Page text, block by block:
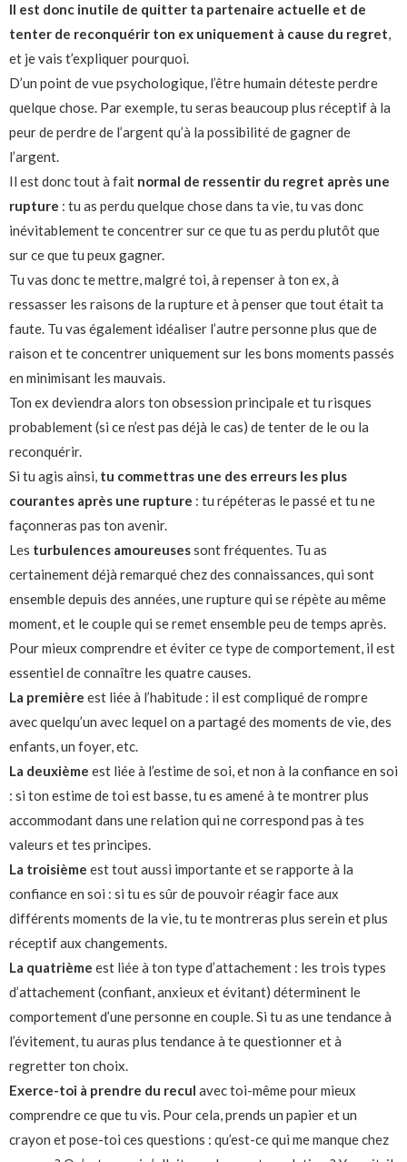
Il est donc inutile de quitter ta partenaire actuelle et de
tenter de reconquérir ton ex uniquement à cause du regret,
et je vais t’expliquer pourquoi.
D’un point de vue psychologique, l’être humain déteste perdre
quelque chose. Par exemple, tu seras beaucoup plus réceptif à la
peur de perdre de l’argent qu’à la possibilité de gagner de
l’argent.
Il est donc tout à fait normal de ressentir du regret après une
rupture : tu as perdu quelque chose dans ta vie, tu vas donc
inévitablement te concentrer sur ce que tu as perdu plutôt que
sur ce que tu peux gagner.
Tu vas donc te mettre, malgré toi, à repenser à ton ex, à
ressasser les raisons de la rupture et à penser que tout était ta
faute. Tu vas également idéaliser l’autre personne plus que de
raison et te concentrer uniquement sur les bons moments passés
en minimisant les mauvais.
Ton ex deviendra alors ton obsession principale et tu risques
probablement (si ce n’est pas déjà le cas) de tenter de le ou la
reconquérir.
Si tu agis ainsi, tu commettras une des erreurs les plus
courantes après une rupture : tu répéteras le passé et tu ne
façonneras pas ton avenir.
Les turbulences amoureusessont fréquentes. Tu as
certainement déjà remarqué chez des connaissances, qui sont
ensemble depuis des années, une rupture qui se répète au même
moment, et le couple qui se remet ensemble peu de temps après.
Pour mieux comprendre et éviter ce type de comportement, il est
essentiel de connaître les quatre causes.
La première est liée à l’habitude : il est compliqué de rompre
avec quelqu’un avec lequel on a partagé des moments de vie, des
enfants, un foyer, etc.
La deuxième est liée à l’estime de soi, et non à la confiance en soi
: si ton estime de toi est basse, tu es amené à te montrer plus
accommodant dans une relation qui ne correspond pas à tes
valeurs et tes principes.
La troisième est tout aussi importante et se rapporte à la
confiance en soi : si tu es sûr de pouvoir réagir face aux
différents moments de la vie, tu te montreras plus serein et plus
réceptif aux changements.
La quatrième est liée à ton type d’attachement : les trois types
d’attachement (confiant, anxieux et évitant) déterminent le
comportement d’une personne en couple. Si tu as une tendance à
l’évitement, tu auras plus tendance à te questionner et à
regretter ton choix.
Exerce-toi à prendre du recul avec toi-même pour mieux
comprendre ce que tu vis. Pour cela, prends un papier et un
crayon et pose-toi ces questions : qu’est-ce qui me manque chez